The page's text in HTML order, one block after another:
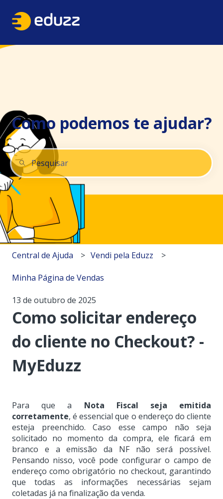
Como podemos te ajudar?
Não há sugestões porque o campo de pesquisa está
Central de Ajuda Vendi pela Eduzz
Minha Página de Vendas
13 de outubro de 2025
Como solicitar endereço
do cliente no Checkout? -
MyEduzz
Para que a Nota Fiscal seja emitida
corretamente, é essencial que o endereço do cliente
esteja preenchido. Caso esse campo não seja
solicitado no momento da compra, ele ficará em
branco e a emissão da NF não será possível.
Pensando nisso, você pode configurar o campo de
endereço como obrigatório no checkout, garantindo
que todas as informações necessárias sejam
coletadas já na finalização da venda.